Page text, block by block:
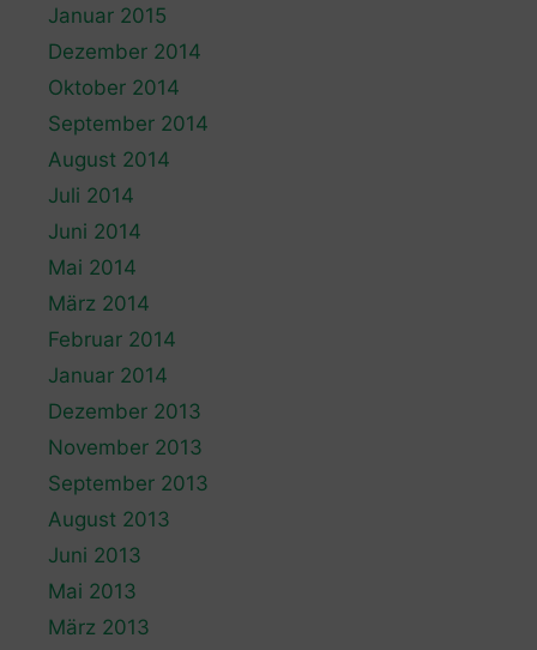
Januar 2015
Dezember 2014
Oktober 2014
September 2014
August 2014
Juli 2014
Juni 2014
Mai 2014
März 2014
Februar 2014
Januar 2014
Dezember 2013
November 2013
September 2013
August 2013
Juni 2013
Mai 2013
März 2013